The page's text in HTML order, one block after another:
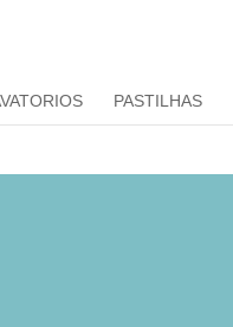
PASTILHAS